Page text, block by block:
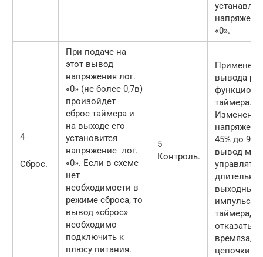
«0».
4
Сброс.
При подаче на
этот вывод
напряжения лог.
«0» (не более 0,7в)
произойдет
сброс таймера и
на выходе его
установится
напряжение лог.
«0». Если в схеме
нет
необходимости в
режиме сброса, то
вывод «сброс»
необходимо
подключить к
плюсу питания.
5
Контроль.
вывода
таймера.
45% до
вывод
управлять
выходных
импульсов
таймера, а
цепочки.